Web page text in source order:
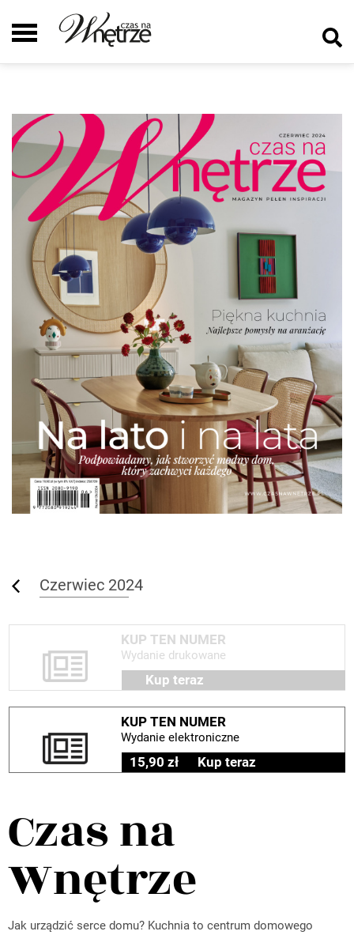
Czerwiec 2024
KUP TEN NUMER
Wydanie drukowane
Kup teraz
KUP TEN NUMER
Wydanie elektroniczne
15,90 zł Kup teraz
Czas na
Wnętrze
Jak urządzić serce domu? Kuchnia to centrum domowego